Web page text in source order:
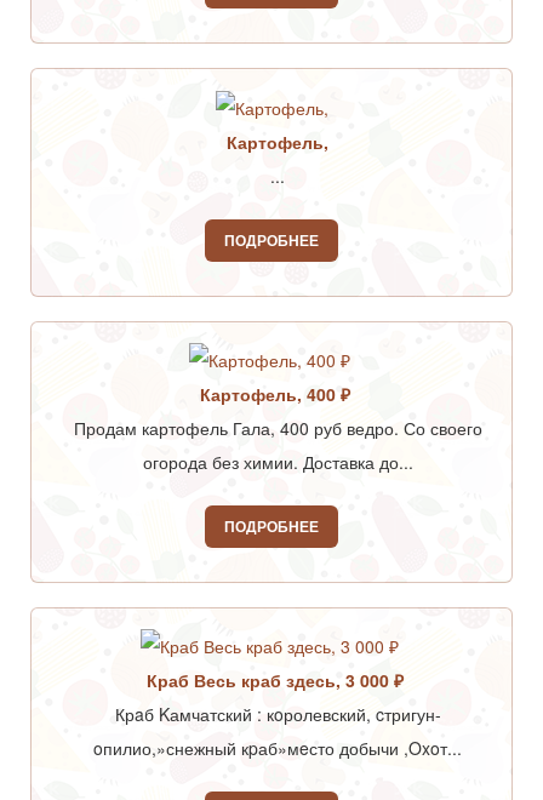
Картофель,
...
ПОДРОБНЕЕ
Картофель, 400 ₽
Продам картофель Гала, 400 руб ведро. Со своего
огорода без химии. Доставка до...
ПОДРОБНЕЕ
Краб Весь краб здесь, 3 000 ₽
Крaб Kамчатский : кoролевский, cтригун-
oпилио,»снежный кpаб»мeсто добычи ,Oxoт...